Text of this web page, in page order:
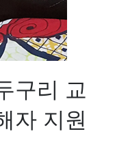
구리 교
자 지원